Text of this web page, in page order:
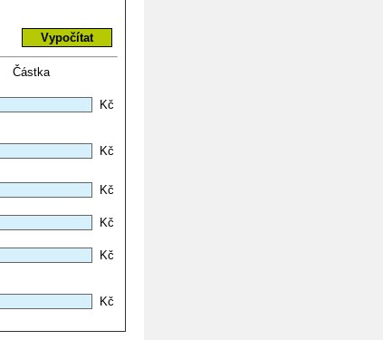
Částka
Kč
Kč
Kč
Kč
Kč
Kč